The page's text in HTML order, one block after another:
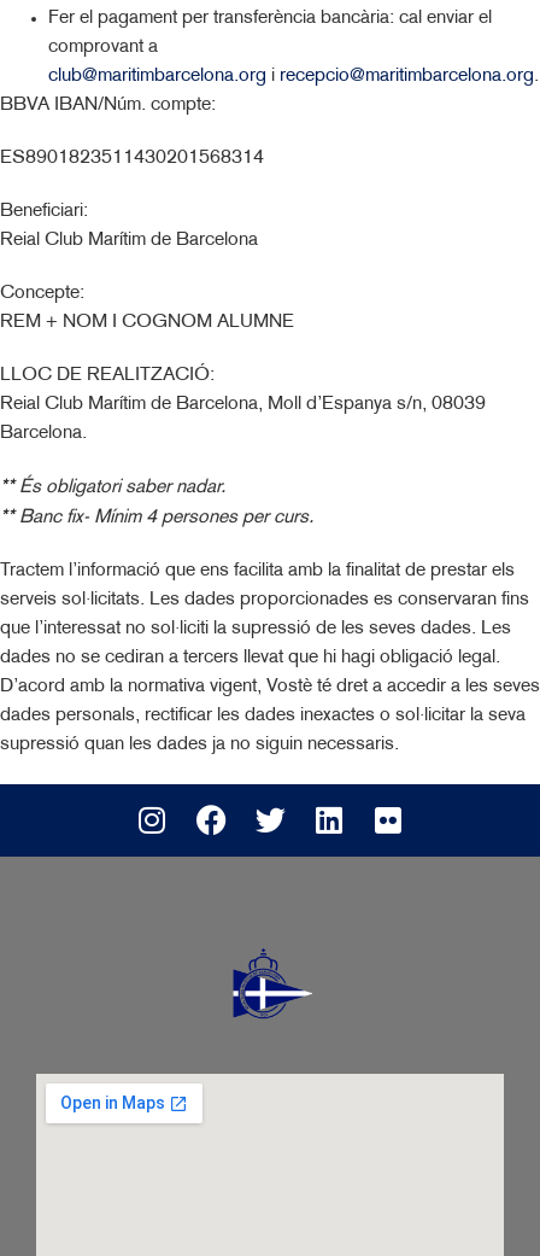
Fer el pagament per transferència bancària: cal enviar el
comprovant a
club@maritimbarcelona.org i recepcio@maritimbarcelona.org.
BBVA IBAN/Núm. compte:
ES8901823511430201568314
Beneficiari:
Reial Club Marítim de Barcelona
Concepte:
REM + NOM I COGNOM ALUMNE
LLOC DE REALITZACIÓ:
Reial Club Marítim de Barcelona, Moll d’Espanya s/n, 08039
Barcelona.
**És obligatori saber nadar.
**Banc fix- Mínim 4 persones per curs.
Tractem l’informació que ens facilita amb la finalitat de prestar els
serveis sol·licitats. Les dades proporcionades es conservaran fins
que l’interessat no sol·liciti la supressió de les seves dades. Les
dades no se cediran a tercers llevat que hi hagi obligació legal.
D’acord amb la normativa vigent, Vostè té dret a accedir a les seves
dades personals, rectificar les dades inexactes o sol·licitar la seva
supressió quan les dades ja no siguin necessaris.